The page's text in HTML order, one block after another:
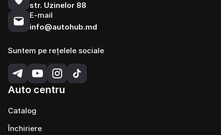
str. Uzinelor 88
E-mail
info@autohub.md
Suntem pe rețelele sociale
Auto centru
Catalog
Închiriere